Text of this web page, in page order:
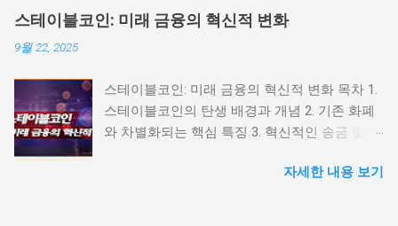
접 판매할 수 있는 강력한 플랫폼입니다. 이 가
이드는 단순한 출판 방법이 아닌, 지속 가능한
러분의 지식과 경험을 진짜 돈으로 바꾸는 구체
적인 방법을 알려드립니다. 📋 수익형 출판 로드
맵 수익형 콘텐츠 준비: 성공의 시작 파트너 센
독자의 눈길을 사로잡는 법 가격 책정과 수익 구
스테이블코인: 미래 금융의 혁신적 변화
9월 22, 2025
스테이블코인: 미래 금융의 혁신적 변화 목차 1.
스테이블코인의 탄생 배경과 개념 2. 기존 화폐
와 차별화되는 핵심 특징 3. 혁신적인 송금 및 결
스테이블코인의 미래 전망과 도입 현황 결론 1.
자세한 내용 보기